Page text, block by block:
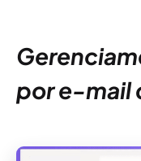
por e-mail